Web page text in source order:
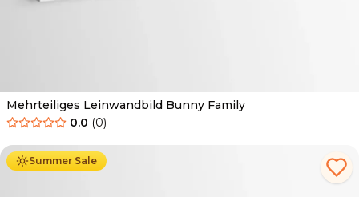
Mehrteiliges Leinwandbild Bunny Family
0.0 (0)
Summer Sale
Ab 44.90 € 25.90